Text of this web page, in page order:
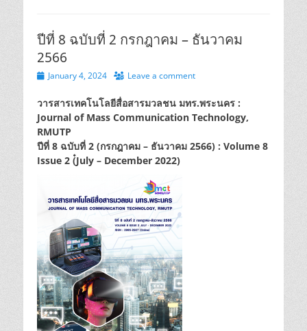
ปีที่ 8 ฉบับที่ 2 กรกฎาคม – ธันวาคม
2566
PostedJanuary 4, 2024 Leave a comment
วารสารเทคโนโลยีสื่อสารมวลชน มทร.พระนคร :
Journal of Mass Communication Technology,
RMUTP
ปีที่ 8 ฉบับที่ 2 (กรกฎาคม – ธันวาคม 2566) : Volume 8
Issue 2 (๋July – December 2022)